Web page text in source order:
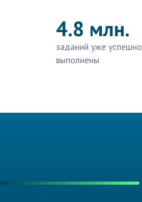
4.8 млн.
заданий уже успешно
выполнены